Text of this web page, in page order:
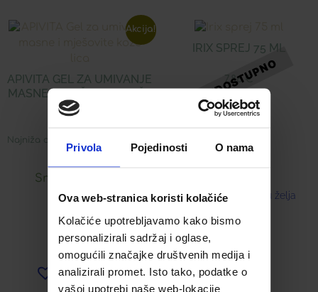
Privola Pojedinosti O nama
Ova web-stranica koristi kolačiće
Kolačiće upotrebljavamo kako bismo
personalizirali sadržaj i oglase,
omogućili značajke društvenih medija i
analizirali promet. Isto tako, podatke o
vašoj upotrebi naše web-lokacije
Akcija!
APIVITA GEL ZA UMIVANJE
MASNE I MJEŠOVITE KOŽE
LICA
Najniža cijena u zadnjih 30 dana:
16,89€
Snižena cijena:
8,45€
Dodaj u listu želja
IRIX SPREJ 75 ML
7,86€
Dodaj u listu želja